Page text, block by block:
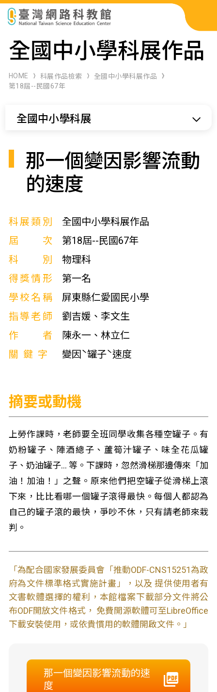
科展作品檢索
科學研習月刊
全國中小學科展作品
HOME 科展作品檢索
全國中小學科展作品
第18屆--民國67年
全國中小學科展
那一個變因影響流動
的速度
科展類別
全國中小學科展作品
屆次
第18屆--民國67年
科別
物理科
得獎情形
第一名
學校名稱
屏東縣仁愛國民小學
指導老師
劉吉媛、李文生
作者
陳永一、林立仁
關鍵字
變因ˋ罐子ˋ速度
摘要或動機
上勞作課時，老師要全班同學收集各種空罐子。有
奶粉罐子、陣酒總子、蘆筍汁罐子、味全花瓜罐
子、奶油罐子... 等。下課時，忽然滑梯那邊傳來「加
油！加油！」之聲。原來他們把空罐子從滑梯上滾
下來，比比看哪一個罐子滾得最快。每個人都認為
自己的罐子滾的最快，爭吵不休，只有請老師來栽
判。
「為配合國家發展委員會「推動ODF-CNS15251為政
府為文件標準格式實施計畫」，以及 提供使用者有
文書軟體選擇的權利，本館檔案下載部分文件將公
布ODF開放文件格式， 免費開源軟體可至LibreOffice
下載安裝使用，或依貴慣用的軟體開啟文件。」
那一個變因影響流動的速
度